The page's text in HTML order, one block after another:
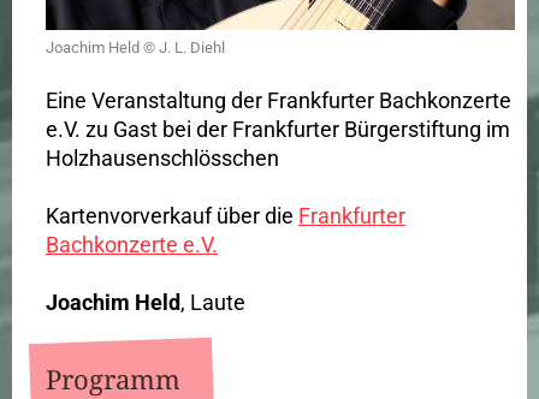
Joachim Held © J. L. Diehl
Eine Veranstaltung der Frankfurter Bachkonzerte
e.V. zu Gast bei der Frankfurter Bürgerstiftung im
Holzhausenschlösschen
Kartenvorverkauf über die Frankfurter
Bachkonzerte e.V.
Joachim Held, Laute
Programm